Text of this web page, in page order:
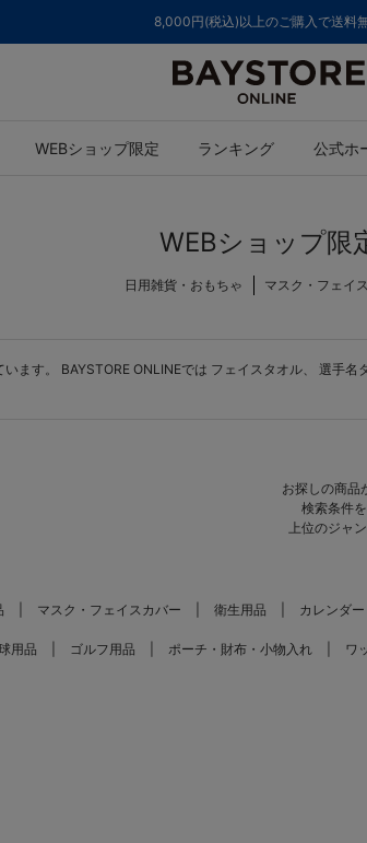
ご注文集中による発送についてのお知
WEBショップ限定 ランキング 公式ホ
WEBショップ限
日用雑貨・おもちゃ マスク・フェイ
ます。 BAYSTORE ONLINEでは フェイスタオル、 選手名
お探しの商品
検索条件
上位のジャ
マスク・フェイスカバー 衛生用品 カレンダー
用品 ゴルフ用品 ポーチ・財布・小物入れ ワ